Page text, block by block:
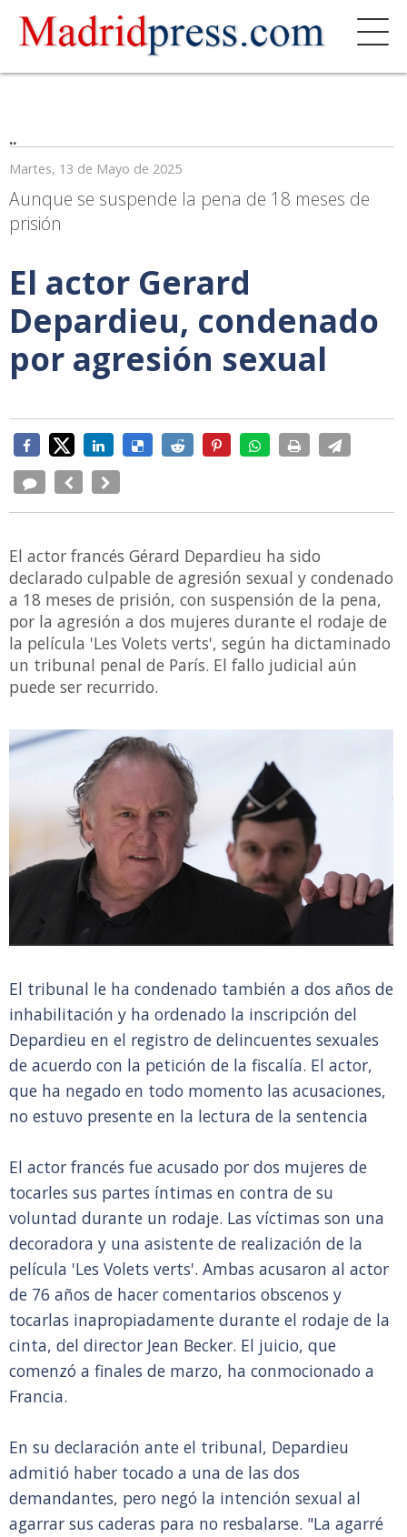
..
Martes, 13 de Mayo de 2025
Aunque se suspende la pena de 18 meses de
prisión
El actor Gerard
Depardieu, condenado
por agresión sexual
El actor francés Gérard Depardieu ha sido
declarado culpable de agresión sexual y condenado
a 18 meses de prisión, con suspensión de la pena,
por la agresión a dos mujeres durante el rodaje de
la película 'Les Volets verts', según ha dictaminado
un tribunal penal de París. El fallo judicial aún
puede ser recurrido.
El tribunal le ha condenado también a dos años de
inhabilitación y ha ordenado la inscripción del
Depardieu en el registro de delincuentes sexuales
de acuerdo con la petición de la fiscalía. El actor,
que ha negado en todo momento las acusaciones,
no estuvo presente en la lectura de la sentencia
El actor francés fue acusado por dos mujeres de
tocarles sus partes íntimas en contra de su
voluntad durante un rodaje. Las víctimas son una
decoradora y una asistente de realización de la
película 'Les Volets verts'. Ambas acusaron al actor
de 76 años de hacer comentarios obscenos y
tocarlas inapropiadamente durante el rodaje de la
cinta, del director Jean Becker. El juicio, que
comenzó a finales de marzo, ha conmocionado a
Francia.
En su declaración ante el tribunal, Depardieu
admitió haber tocado a una de las dos
demandantes, pero negó la intención sexual al
agarrar sus caderas para no resbalarse. "La agarré